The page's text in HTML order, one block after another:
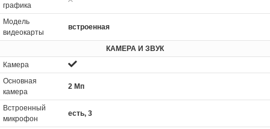
графика
Модель
видеокарты
встроенная
КАМЕРА И ЗВУК
Камера
Основная
камера
2 Мп
Встроенный
микрофон
есть, 3